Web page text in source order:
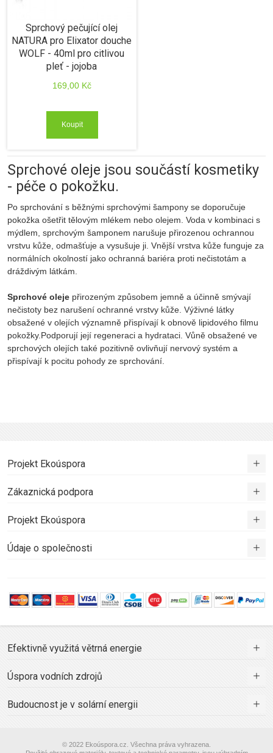
Sprchový pečující olej
NATURA pro Elixator douche
WOLF - 40ml pro citlivou
pleť - jojoba
169,00 Kč
Koupit
Sprchové oleje jsou součástí kosmetiky
- péče o pokožku.
Po sprchování s běžnými sprchovými šampony se doporučuje
pokožka ošetřit tělovým mlékem nebo olejem. Voda v kombinaci s
mýdlem, sprchovým šamponem narušuje přirozenou ochrannou
vrstvu kůže, odmašťuje a vysušuje ji. Vnější vrstva kůže funguje za
normálních okolností jako ochranná bariéra proti nečistotám a
dráždivým látkám.
Sprchové oleje přirozeným způsobem jemně a účinně smývají
nečistoty bez narušení ochranné vrstvy kůže. Výživné látky
obsažené v olejích významně přispívají k obnově lipidového filmu
pokožky.Podporují její regeneraci a hydrataci. Vůně obsažené ve
sprchových olejích také pozitivně ovlivňují nervový systém a
přispívají k pocitu pohody ze sprchování.
Projekt Ekoúspora
Zákaznická podpora
Projekt Ekoúspora
Údaje o společnosti
Efektivně využitá větrná energie
Úspora vodních zdrojů
Budoucnost je v solární energii
© 2022 Ekoúspora.cz. Všechna práva vyhrazena.